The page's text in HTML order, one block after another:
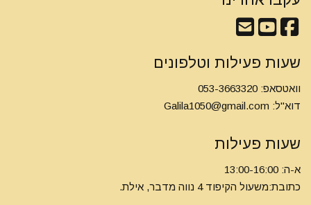
שעות פעילות וטלפונים
וואטסאפ: 053-3663320
דוא"ל: Galila1050@gmail.com
שעות פעילות
א-ה: 13:00-16:00
כתובת:משעול הקיפוד 4 נווה מדבר, אילת.